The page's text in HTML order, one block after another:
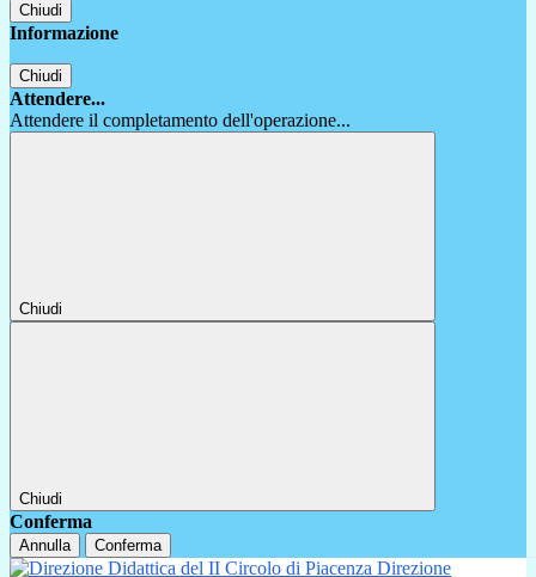
Chiudi
Informazione
Chiudi
Attendere...
Attendere il completamento dell'operazione...
Chiudi
Chiudi
Conferma
Annulla Conferma
Direzione